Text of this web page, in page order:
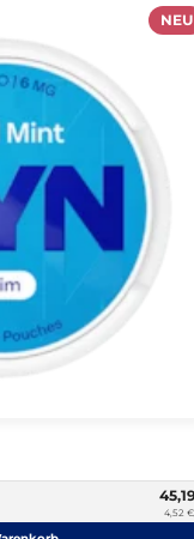
NEU
4,52